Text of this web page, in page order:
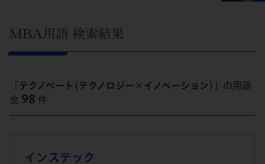
MBA用語 検索結果
テクノベート(テクノロジー×イノベーション)
」の用語
全 98 件
インステック